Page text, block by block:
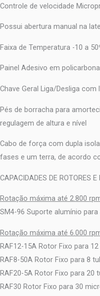
Controle de velocidade
Possui abertura manual na
Faixa de Temperatura -10 a
Painel Adesivo em
Chave Geral Liga/Desliga com
Pés de borracha para
regulagem de altura e nível
Cabo de força com dupla
fases e um terra, de acordo
CAPACIDADES DE ROTORES
Rotação máxima até 2.800
SM4-96 Suporte alumínio
Rotação máxima até 6.000
RAF12-15A Rotor Fixo para
RAF8-50A Rotor Fixo para 8
RAF20-5A Rotor Fixo para 20
RAF30 Rotor Fixo para 30